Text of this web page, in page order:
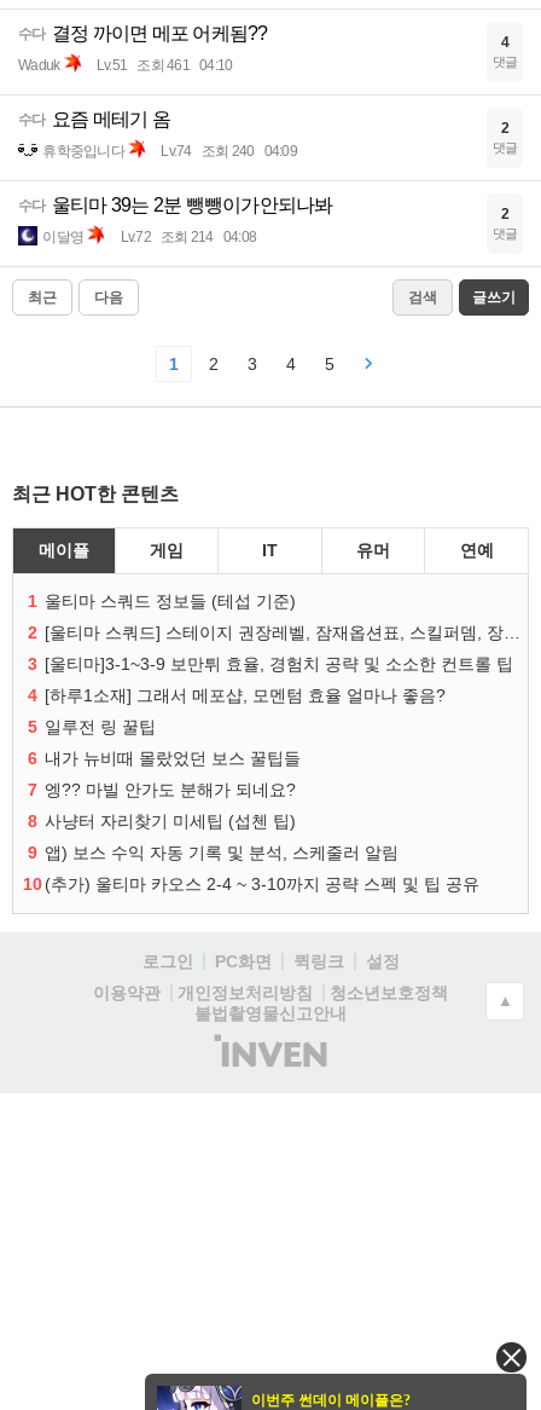
수다 결정 까이면 메포 어케됨??
Waduk Lv.51 조회 461 04:10
4
댓글
수다 요즘 메테기 옴
휴학중입니다 Lv.74 조회 240 04:09
2
댓글
수다 울티마 39는 2분 뺑뺑이가안되나봐
이달영 Lv.72 조회 214 04:08
2
댓글
최근 다음 검색 글쓰기
1 2 3 4 5
최근 HOT한 콘텐츠
메이플 게임 IT 유머 연예
1 울티마 스쿼드 정보들 (테섭 기준)
2
3 [울티마]3-1~3-9 보만튀 효율, 경험치 공략 및 소소한 컨트롤 팁
4 [하루1소재] 그래서 메포샵, 모멘텀 효율 얼마나 좋음?
5 일루전 링 꿀팁
6 내가 뉴비때 몰랐었던 보스 꿀팁들
7 엥?? 마빌 안가도 분해가 되네요?
8 사냥터 자리찾기 미세팁 (섭첸 팁)
9 앱) 보스 수익 자동 기록 및 분석, 스케줄러 알림
10(추가) 울티마 카오스 2-4 ~ 3-10까지 공략 스펙 및 팁 공유
로그인 PC화면 퀵링크
설정
이용약관
개인정보처리방침
청소년보호정책
불법촬영물신고안내
(주)
인
▲
이번주 썬데이 메이플은?